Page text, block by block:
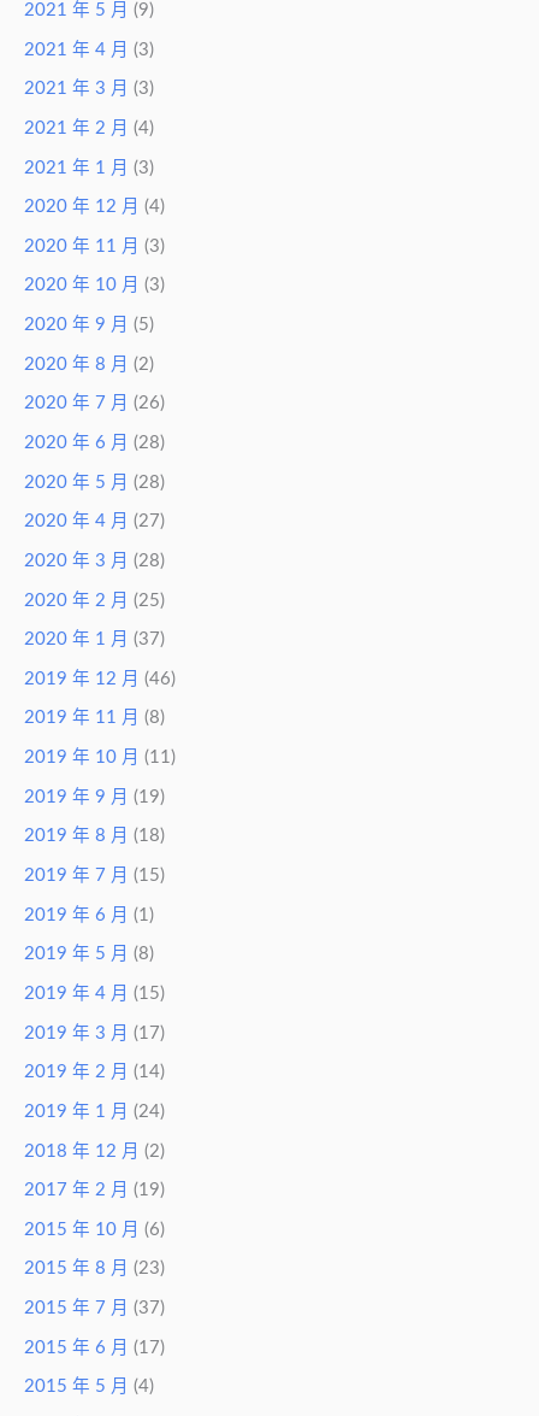
2021 年 5 月 (9)
2021 年 4 月 (3)
2021 年 3 月 (3)
2021 年 2 月 (4)
2021 年 1 月 (3)
2020 年 12 月 (4)
2020 年 11 月 (3)
2020 年 10 月 (3)
2020 年 9 月 (5)
2020 年 8 月 (2)
2020 年 7 月 (26)
2020 年 6 月 (28)
2020 年 5 月 (28)
2020 年 4 月 (27)
2020 年 3 月 (28)
2020 年 2 月 (25)
2020 年 1 月 (37)
2019 年 12 月 (46)
2019 年 11 月 (8)
2019 年 10 月 (11)
2019 年 9 月 (19)
2019 年 8 月 (18)
2019 年 7 月 (15)
2019 年 6 月 (1)
2019 年 5 月 (8)
2019 年 4 月 (15)
2019 年 3 月 (17)
2019 年 2 月 (14)
2019 年 1 月 (24)
2018 年 12 月 (2)
2017 年 2 月 (19)
2015 年 10 月 (6)
2015 年 8 月 (23)
2015 年 7 月 (37)
2015 年 6 月 (17)
2015 年 5 月 (4)